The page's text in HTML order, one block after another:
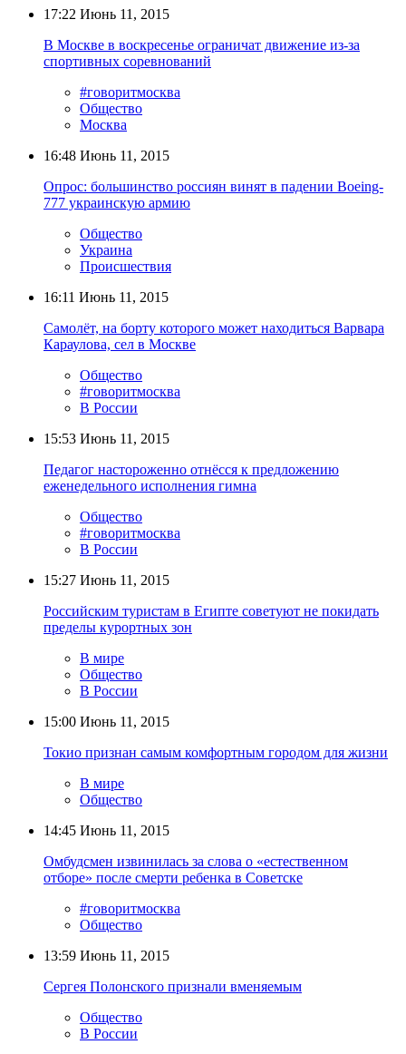
17:22 Июнь 11, 2015
В Москве в воскресенье ограничат движение из-за
спортивных соревнований
#говоритмосква
Общество
Москва
16:48 Июнь 11, 2015
Опрос: большинство россиян винят в падении Boeing-
777 украинскую армию
Общество
Украина
Происшествия
16:11 Июнь 11, 2015
Самолёт, на борту которого может находиться Варвара
Караулова, сел в Москве
Общество
#говоритмосква
В России
15:53 Июнь 11, 2015
Педагог настороженно отнёсся к предложению
еженедельного исполнения гимна
Общество
#говоритмосква
В России
15:27 Июнь 11, 2015
Российским туристам в Египте советуют не покидать
пределы курортных зон
В мире
Общество
В России
15:00 Июнь 11, 2015
Токио признан самым комфортным городом для жизни
В мире
Общество
14:45 Июнь 11, 2015
Омбудсмен извинилась за слова о «естественном
отборе» после смерти ребенка в Советске
#говоритмосква
Общество
13:59 Июнь 11, 2015
Сергея Полонского признали вменяемым
Общество
В России